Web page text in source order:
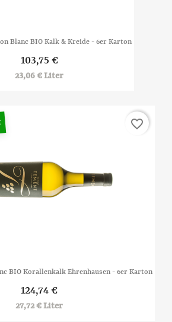
Blanc BIO Kalk & Kreide - 6er Karton
103,75 €
23,06 € Liter
BIO Korallenkalk Ehrenhausen - 6er Karton
124,74 €
27,72 € Liter
favorite_border